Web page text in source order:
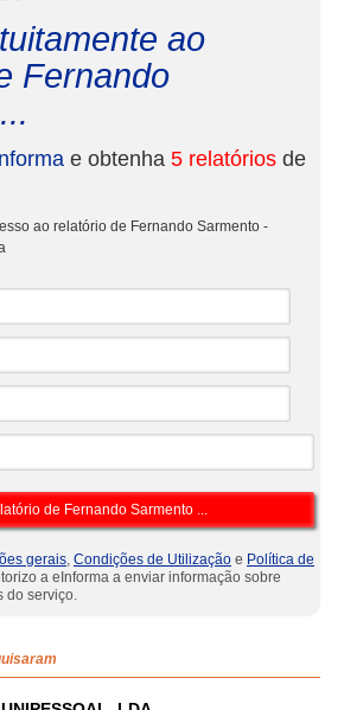
ao
Fernando
e obtenha 5 relatórios de
ao relatório de Fernando Sarmento -
gerais, Condições de Utilização e Política de
a eInforma a enviar informação sobre
do serviço.